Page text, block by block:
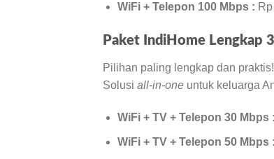
WiFi + Telepon 100 Mbps :
Paket IndiHome Lengkap
Pilihan paling lengkap dan
Solusi all-in-one untuk keluarga
WiFi + TV + Telepon 30 Mbps :
WiFi + TV + Telepon 50 Mbps :